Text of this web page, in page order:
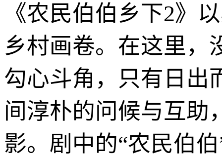
《农民伯伯乡下2》
乡村画卷。在这里，
勾心斗角，只有日出
间淳朴的问候与互助
影。剧中的“农民伯